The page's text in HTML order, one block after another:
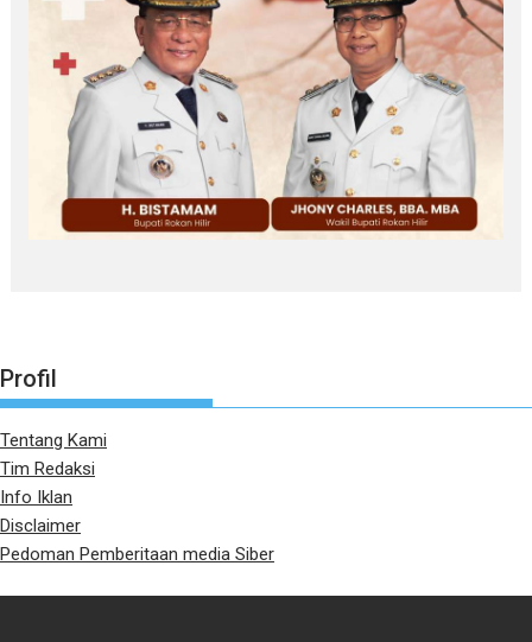
Profil
Tentang Kami
Tim Redaksi
Info Iklan
Disclaimer
Pedoman Pemberitaan media Siber